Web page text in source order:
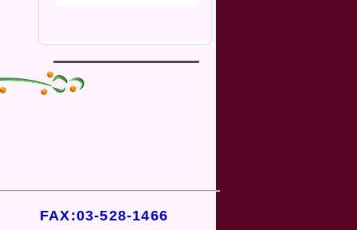
FAX:03-528-1466